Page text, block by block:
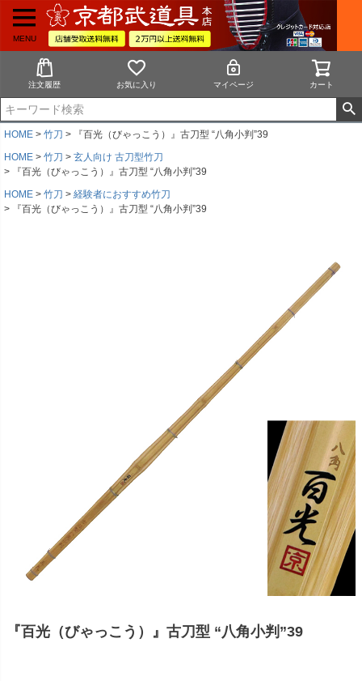
MENU
注文履歴 お気に入り マイページ カート
HOME 竹刀
『百光（びゃっこう）』古刀型 “八角小判”39
HOME
竹刀
玄人向け 古刀型竹刀
『百光（びゃっこう）』古刀型 “八角小判”39
HOME
竹刀
経験者におすすめ竹刀
『百光（びゃっこう）』古刀型 “八角小判”39
『百光（びゃっこう）』古刀型 “八角小判”39